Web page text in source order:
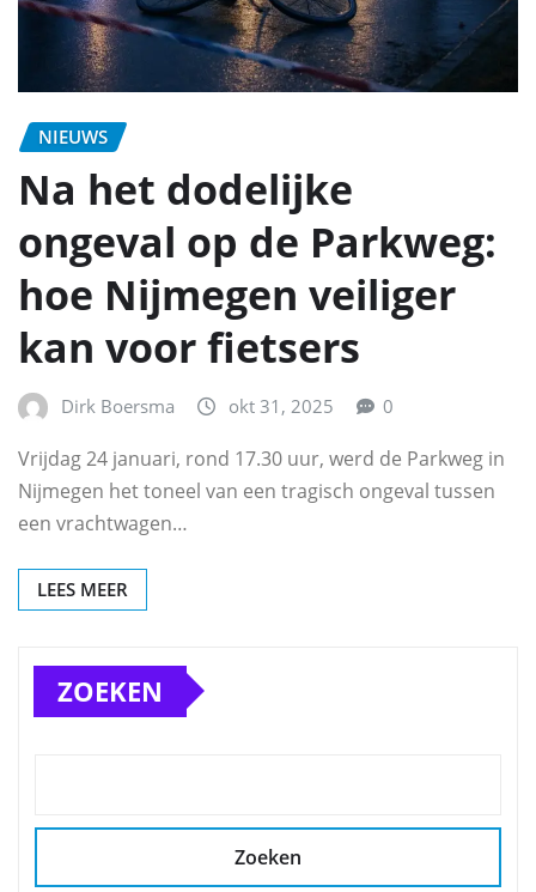
NIEUWS
Na het dodelijke
ongeval op de Parkweg:
hoe Nijmegen veiliger
kan voor fietsers
Dirk Boersma okt 31, 2025 0
Vrijdag 24 januari, rond 17.30 uur, werd de Parkweg in
Nijmegen het toneel van een tragisch ongeval tussen
een vrachtwagen…
LEES MEER
ZOEKEN
Zoeken